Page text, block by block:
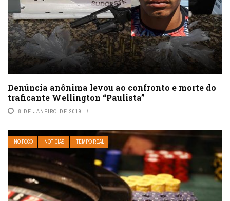
Denúncia anônima levou ao confronto e morte do
traficante Wellington “Paulista”
8 DE JANEIRO DE 2019
NO FOCO NOTÍCIAS TEMPO REAL